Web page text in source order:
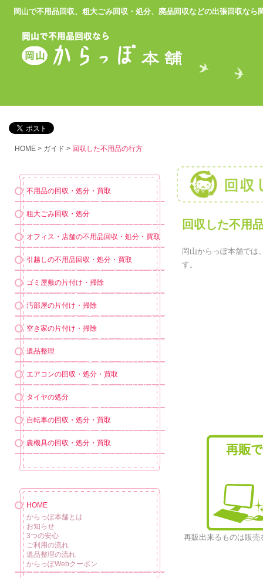
岡山で不用品回収、粗大ごみ回収・処分、廃品回収などの出張回収なら
HOME > ガイド > 回収した不用品の行方
回収した不用
岡山からっぽ本舗では
す。
再販出来るものは販
不用品の回収・処分・買取
粗大ごみ回収・処分
オフィス・店舗の不用品回収・処分・買取
引越しの不用品回収・処分・買取
ゴミ屋敷の片付け・掃除
汚部屋の片付け・掃除
空き家の片付け・掃除
遺品整理
エアコンの回収・処分・買取
タイヤの処分
自転車の回収・処分・買取
農機具の回収・処分・買取
HOME
からっぽ本舗とは
お知らせ
3つの安心
ご利用の流れ
遺品整理の流れ
からっぽWebクーポン